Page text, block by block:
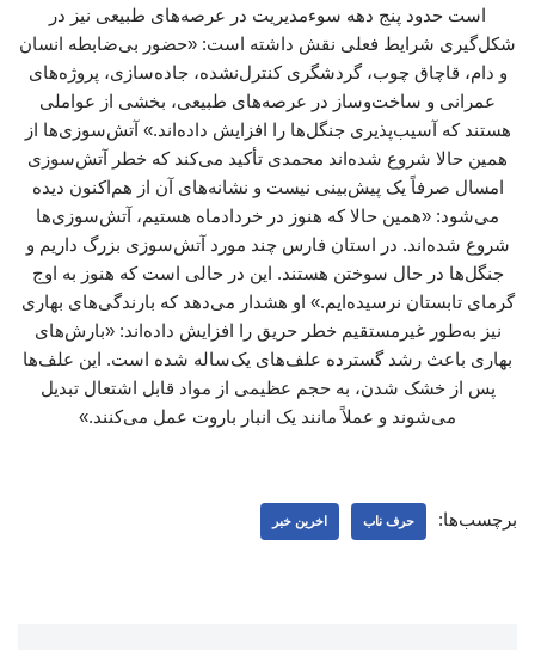
است حدود پنج دهه سوءمدیریت در عرصه‌های طبیعی نیز در
شکل‌گیری شرایط فعلی نقش داشته است: «حضور بی‌ضابطه انسان
و دام، قاچاق چوب، گردشگری کنترل‌نشده، جاده‌سازی، پروژه‌های
عمرانی و ساخت‌وساز در عرصه‌های طبیعی، بخشی از عواملی
هستند که آسیب‌پذیری جنگل‌ها را افزایش داده‌اند.» آتش‌سوزی‌ها از
همین حالا شروع شده‌اند محمدی تأکید می‌کند که خطر آتش‌سوزی
امسال صرفاً یک پیش‌بینی نیست و نشانه‌های آن از هم‌اکنون دیده
می‌شود: «همین حالا که هنوز در خردادماه هستیم، آتش‌سوزی‌ها
شروع شده‌اند. در استان فارس چند مورد آتش‌سوزی بزرگ داریم و
جنگل‌ها در حال سوختن هستند. این در حالی است که هنوز به اوج
گرمای تابستان نرسیده‌ایم.» او هشدار می‌دهد که بارندگی‌های بهاری
نیز به‌طور غیرمستقیم خطر حریق را افزایش داده‌اند: «بارش‌های
بهاری باعث رشد گسترده علف‌های یک‌ساله شده است. این علف‌ها
پس از خشک شدن، به حجم عظیمی از مواد قابل اشتعال تبدیل
می‌شوند و عملاً مانند یک انبار باروت عمل می‌کنند.»
برچسب‌ها: حرف ناب اخرین خبر